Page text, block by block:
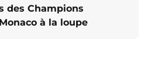
des Champions
à la loupe